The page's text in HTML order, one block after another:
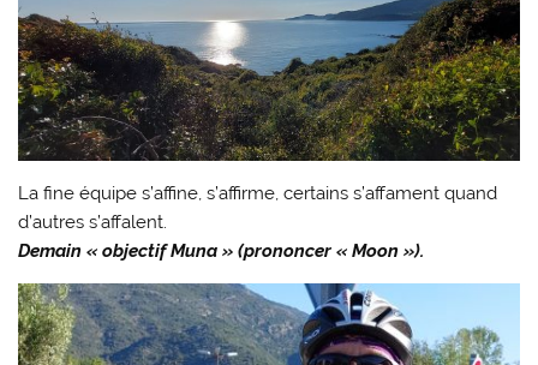
La fine équipe s’affine, s’affirme, certains s’affament quand
d’autres s’affalent.
Demain « objectif Muna » (prononcer « Moon »).